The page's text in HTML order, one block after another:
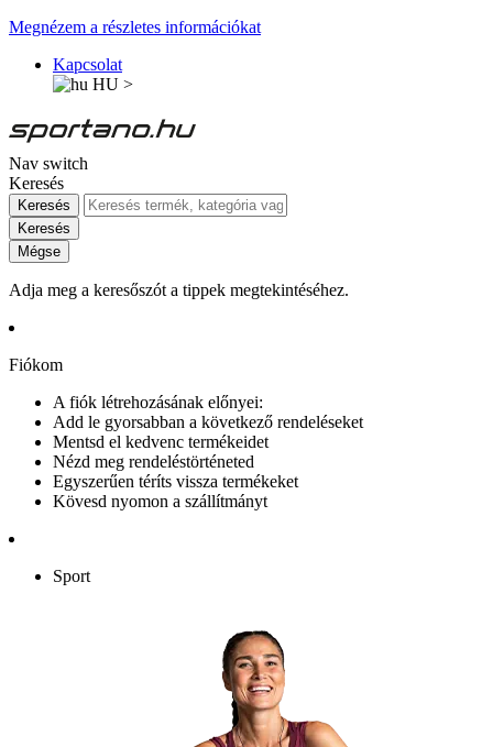
Megnézem a részletes információkat
Kapcsolat
HU >
Nav switch
Keresés
Keresés
Keresés
Mégse
Adja meg a keresőszót a tippek megtekintéséhez.
Fiókom
A fiók létrehozásának előnyei:
Add le gyorsabban a következő rendeléseket
Mentsd el kedvenc termékeidet
Nézd meg rendeléstörténeted
Egyszerűen téríts vissza termékeket
Kövesd nyomon a szállítmányt
Sport